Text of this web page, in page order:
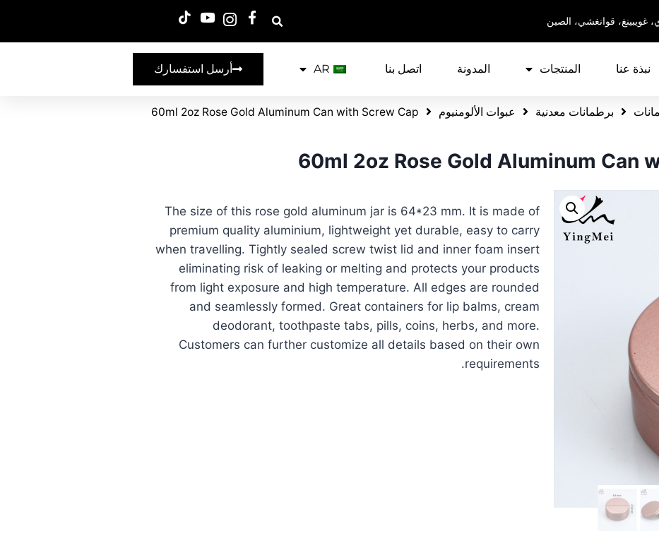
غويبينغ، قوانغشي، الصين
نبذة عنا المنتجات المدونة اتصل بنا AR أرسل استفسارك
برطمانات معدنية عبوات الألومنيوم 60ml 2oz Rose Gold Aluminum Can with Screw Cap
60ml 2oz Rose Gold Aluminum Can
The size of this rose gold aluminum jar is 64*23 mm. It is made of
premium quality aluminium, lightweight yet durable, easy to carry
when travelling. Tightly sealed screw twist lid and inner foam insert
eliminating risk of leaking or melting and protects your products
from light exposure and high temperature. All edges are rounded
and seamlessly formed. Great containers for lip balms, cream
deodorant, toothpaste tabs, pills, coins, herbs, and more.
Customers can further customize all details based on their own
requirements.